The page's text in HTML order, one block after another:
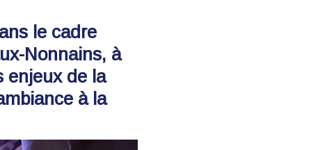
le cadre
Nonnains, à
enjeux de la
à la